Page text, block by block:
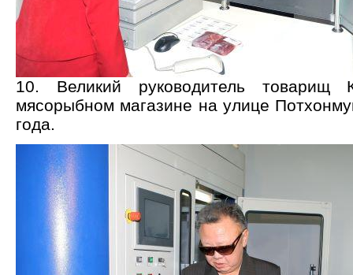
10. Великий руководитель
мясорыбном магазине на улице
года.